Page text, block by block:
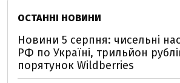
ОСТАННІ НОВИНИ
Новини 5 серпня: чисельні
РФ по Україні, трильйон
порятунок Wildberries